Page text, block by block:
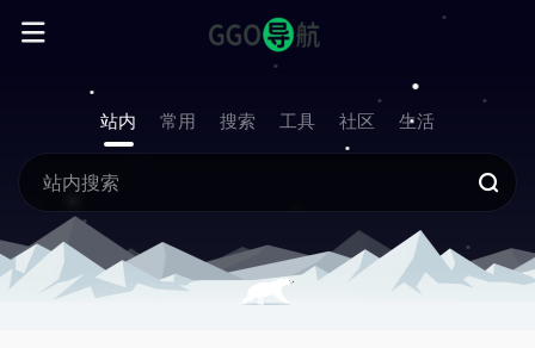
站内 常用 搜索 工具 社区 生活